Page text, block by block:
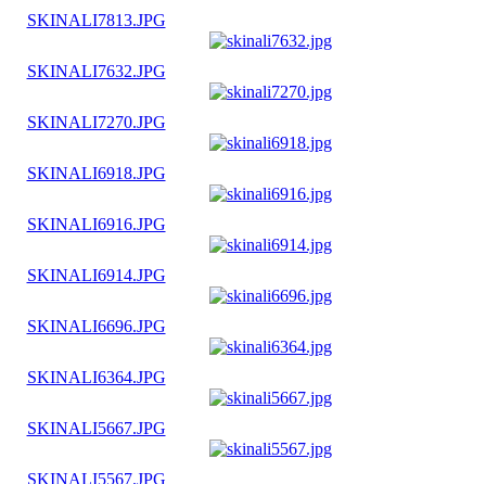
SKINALI7813.JPG
SKINALI7632.JPG
SKINALI7270.JPG
SKINALI6918.JPG
SKINALI6916.JPG
SKINALI6914.JPG
SKINALI6696.JPG
SKINALI6364.JPG
SKINALI5667.JPG
SKINALI5567.JPG